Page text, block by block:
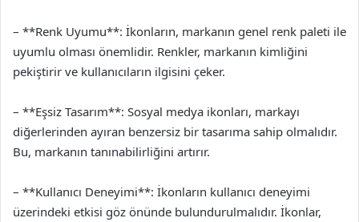
– **Renk Uyumu**: İkonların, markanın genel renk paleti ile
uyumlu olması önemlidir. Renkler, markanın kimliğini
pekiştirir ve kullanıcıların ilgisini çeker.
– **Eşsiz Tasarım**: Sosyal medya ikonları, markayı
diğerlerinden ayıran benzersiz bir tasarıma sahip olmalıdır.
Bu, markanın tanınabilirliğini artırır.
– **Kullanıcı Deneyimi**: İkonların kullanıcı deneyimi
üzerindeki etkisi göz önünde bulundurulmalıdır. İkonlar,